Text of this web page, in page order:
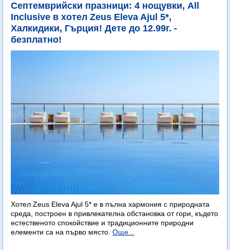
Септемврийски празници: 4 нощувки, All
Inclusive в хотел Zeus Eleva Ajul 5*,
Халкидики, Гърция! Дете до 12.99г. -
безплатно!
Хотел Zeus Eleva Ajul 5* е в пълна хармония с природната
среда, построен в привлекателна обстановка от гори, където
естественото спокойствие и традиционните природни
елементи са на първо място. Още...